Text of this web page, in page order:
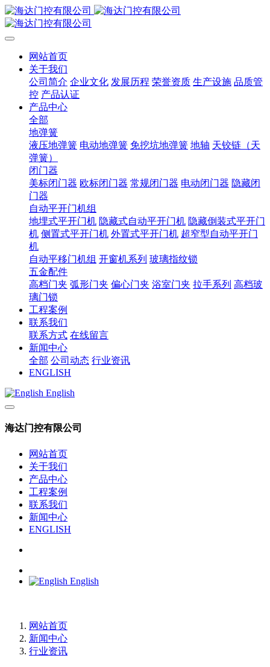
网站首页
关于我们
公司简介 企业文化 发展历程 荣誉资质 生产设施 品质管
控 产品认证
产品中心
全部
地弹簧
液压地弹簧 电动地弹簧 免挖坑地弹簧 地轴 天铰链（天
弹簧）
闭门器
美标闭门器 欧标闭门器 常规闭门器 电动闭门器 隐藏闭
门器
自动平开门机组
地埋式平开门机 隐藏式自动平开门机 隐藏倒装式平开门
机 侧置式平开门机 外置式平开门机 超窄型自动平开门
机
自动平移门机组 开窗机系列 玻璃指纹锁
五金配件
高档门夹 弧形门夹 偏心门夹 浴室门夹 拉手系列 高档玻
璃门锁
工程案例
联系我们
联系方式 在线留言
新闻中心
全部 公司动态 行业资讯
ENGLISH
English
海达门控有限公司
网站首页
关于我们
产品中心
工程案例
联系我们
新闻中心
ENGLISH
English
网站首页
新闻中心
行业资讯